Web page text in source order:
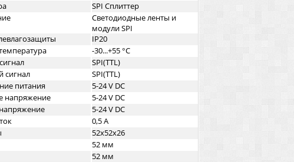
SPI Сплиттер
Светодиодные ленты и
модули SPI
IP20
-30...+55 °C
SPI(TTL)
сигнал
SPI(TTL)
питания
5-24 V DC
напряжение
5-24 V DC
5-24 V DC
0,5 А
52x52x26
52 мм
52 мм